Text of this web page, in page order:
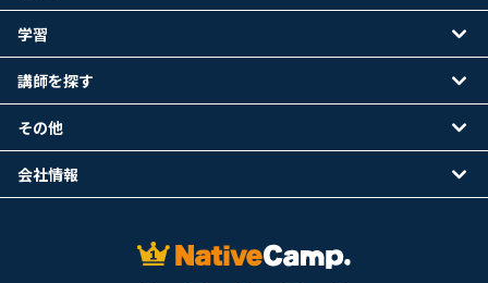
学習
講師を探す
その他
会社情報